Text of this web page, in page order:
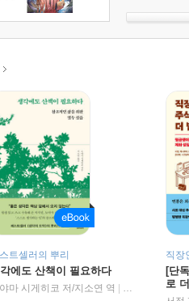
트셀러의 뿌리
에도 산책이 필요하다
마 시게히코 저/지소연 역
알에이치코리
직장
[단
로